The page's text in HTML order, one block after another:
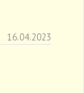
16.04.2023